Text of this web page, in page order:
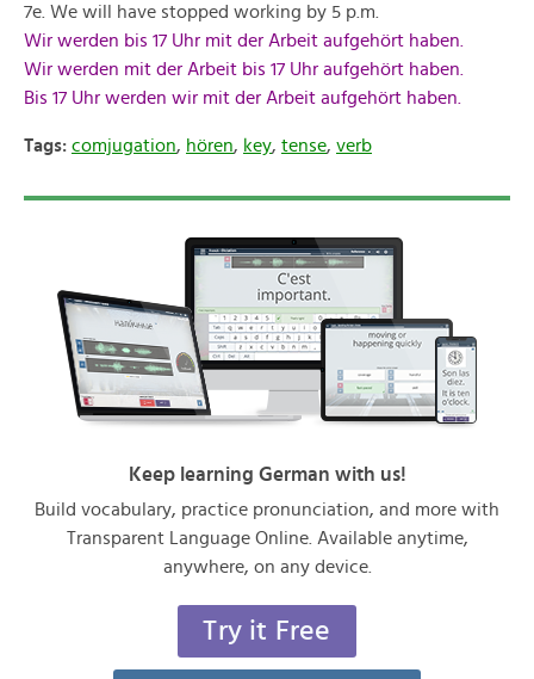
7e. We will have stopped working by 5 p.m.
Wir werden bis 17 Uhr mit der Arbeit aufgehört haben.
Wir werden mit der Arbeit bis 17 Uhr aufgehört haben.
Bis 17 Uhr werden wir mit der Arbeit aufgehört haben.
Tags: comjugation, hören, key, tense, verb
Keep learning German with us!
Build vocabulary, practice pronunciation, and more with
Transparent Language Online. Available anytime,
anywhere, on any device.
Try it Free